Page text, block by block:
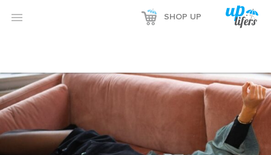
Reklamı Göster
Reklamı Gizle
 SHOP UP